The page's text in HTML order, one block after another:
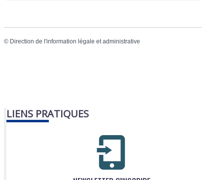
© Direction de l'information légale et administrative
LIENS PRATIQUES